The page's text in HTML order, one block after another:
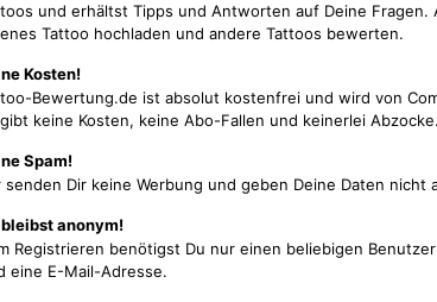
und erhältst Tipps und Antworten auf Deine Fragen.
Tattoo hochladen und andere Tattoos bewerten.
Kosten!
Bewertung.de ist absolut kostenfrei und wird von
keine Kosten, keine Abo-Fallen und keinerlei Abzocke.
Spam!
senden Dir keine Werbung und geben Deine Daten nicht
bleibst anonym!
Registrieren benötigst Du nur einen beliebigen
eine E-Mail-Adresse.